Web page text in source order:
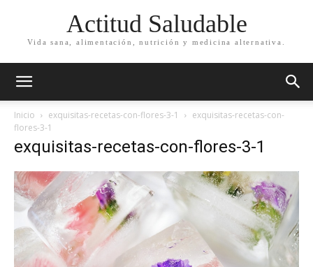
Actitud Saludable
Vida sana, alimentación, nutrición y medicina alternativa.
Inicio exquisitas-recetas-con-flores-3-1
exquisitas-recetas-con-
flores-3-1
exquisitas-recetas-con-flores-3-1